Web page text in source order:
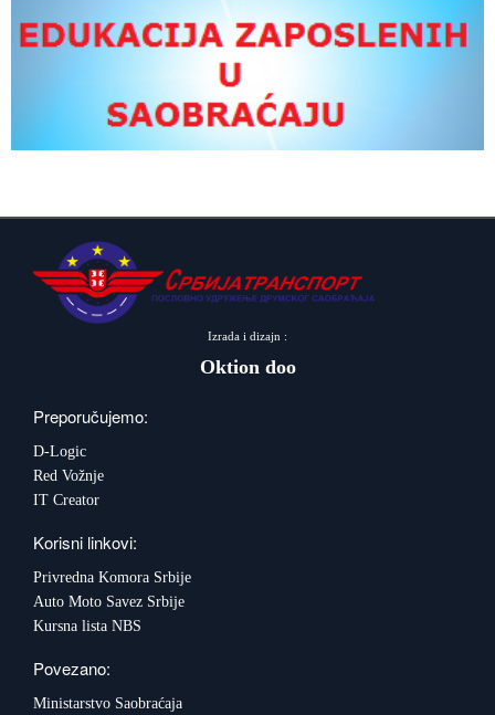
Izrada i dizajn :
Oktion doo
Preporučujemo:
D-Logic
Red Vožnje
IT Creator
Korisni linkovi:
Privredna Komora Srbije
Auto Moto Savez Srbije
Kursna lista NBS
Povezano:
Ministarstvo Saobraćaja